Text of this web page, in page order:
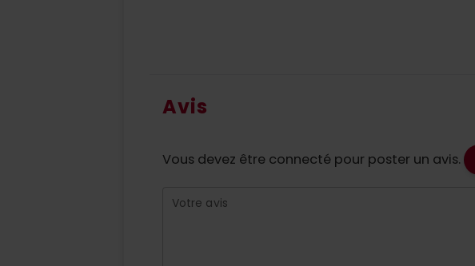
Avis
Vous devez être connecté pour poster un avis.
Votre avis